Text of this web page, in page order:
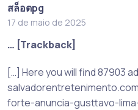
สล็อตpg
17 de maio de 2025
… [Trackback]
[…] Here you will find 87903
forte-anuncia-gusttavo-